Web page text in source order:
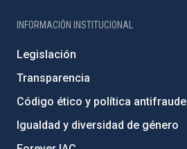
INFORMACIÓN INSTITUCIONAL
Legislación
Transparencia
Código ético y política antifraude
Igualdad y diversidad de género